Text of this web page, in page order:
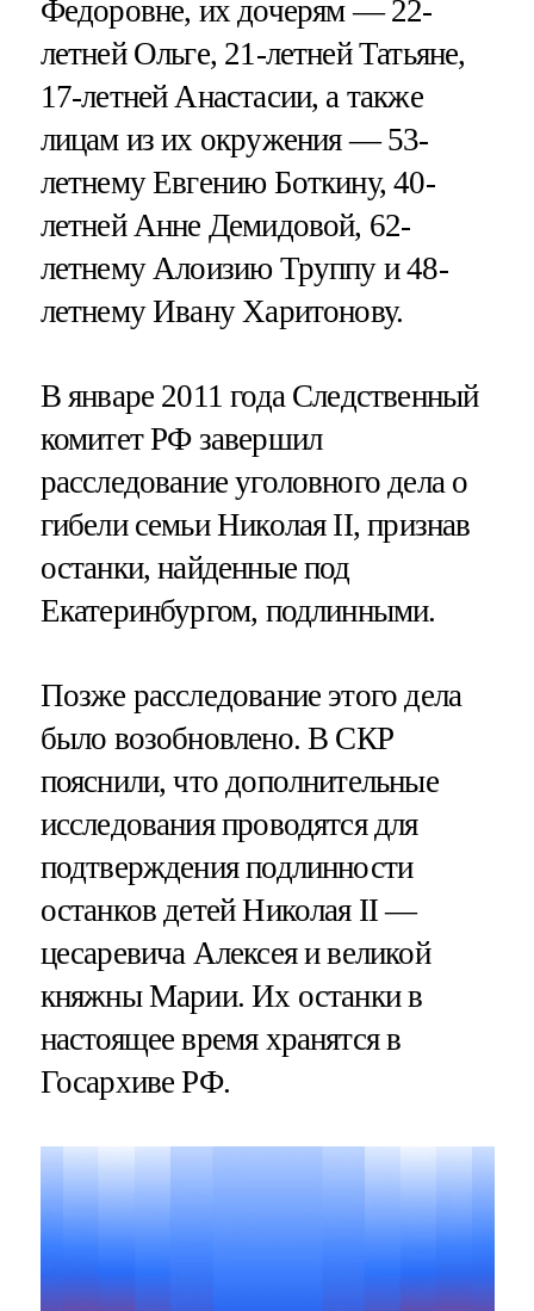
Федоровне, их дочерям — 22-
летней Ольге, 21-летней Татьяне,
17-летней Анастасии, а также
лицам из их окружения — 53-
летнему Евгению Боткину, 40-
летней Анне Демидовой, 62-
летнему Алоизию Труппу и 48-
летнему Ивану Харитонову.
В январе 2011 года Следственный
комитет РФ завершил
расследование уголовного дела о
гибели семьи Николая II, признав
останки, найденные под
Екатеринбургом, подлинными.
Позже расследование этого дела
было возобновлено. В СКР
пояснили, что дополнительные
исследования проводятся для
подтверждения подлинности
останков детей Николая II —
цесаревича Алексея и великой
княжны Марии. Их останки в
настоящее время хранятся в
Госархиве РФ.